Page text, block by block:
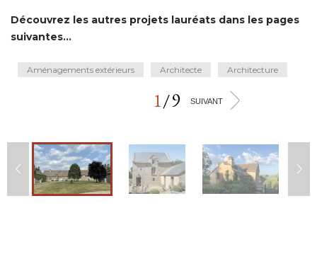
Découvrez les autres projets lauréats dans les pages
suivantes...
Aménagements extérieurs Architecte Architecture
1/9 SUIVANT >